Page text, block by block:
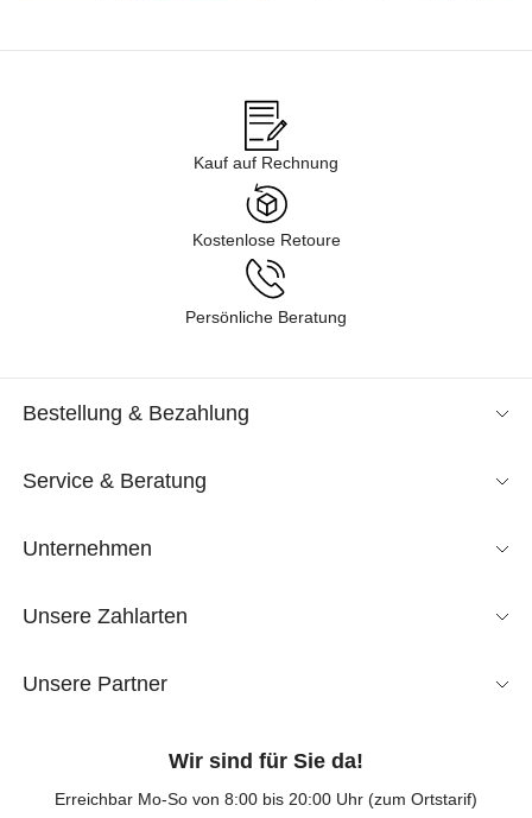
Kauf auf Rechnung
Kostenlose Retoure
Persönliche Beratung
Bestellung & Bezahlung
Service & Beratung
Unternehmen
Unsere Zahlarten
Unsere Partner
Wir sind für Sie da!
Erreichbar Mo-So von 8:00 bis 20:00 Uhr (zum Ortstarif)